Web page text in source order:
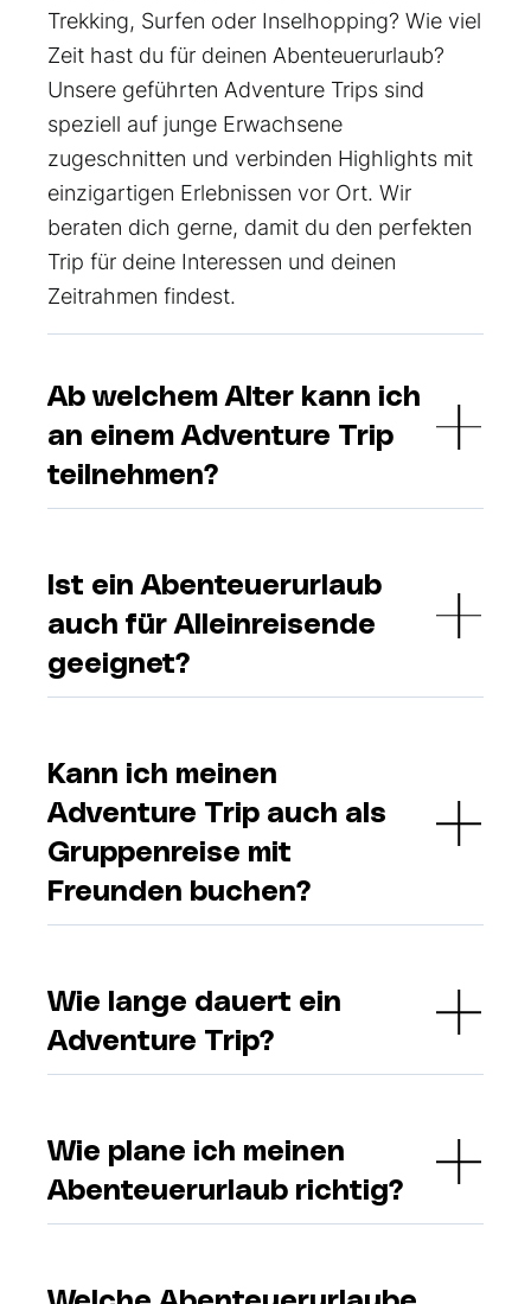
Trekking, Surfen oder Inselhopping? Wie viel
Zeit hast du für deinen Abenteuerurlaub?
Unsere geführten Adventure Trips sind
speziell auf junge Erwachsene
zugeschnitten und verbinden Highlights mit
einzigartigen Erlebnissen vor Ort. Wir
beraten dich gerne, damit du den perfekten
Trip für deine Interessen und deinen
Zeitrahmen findest.
Ab welchem Alter kann ich
an einem Adventure Trip
teilnehmen?
Ist ein Abenteuerurlaub
auch für Alleinreisende
geeignet?
Kann ich meinen
Adventure Trip auch als
Gruppenreise mit
Freunden buchen?
Wie lange dauert ein
Adventure Trip?
Wie plane ich meinen
Abenteuerurlaub richtig?